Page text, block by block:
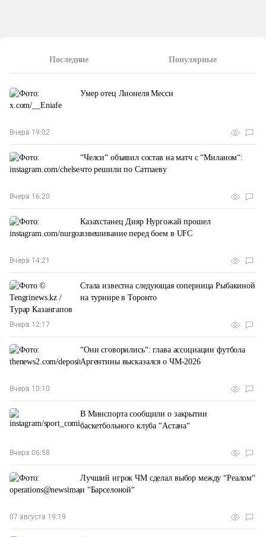
Последние Популярные
Умер отец Лионеля Месси
Вчера 19:02
“Челси“ объявил состав на матч с “Миланом“:
что решили по Сатпаеву
Вчера 16:20
Казахстанец Дияр Нургожай прошел
взвешивание перед боем в UFC
Вчера 14:21
Стала известна следующая соперница Рыбакиной
на турнире в Торонто
Вчера 12:17
“Они сговорились“: глава ассоциации футбола
Аргентины высказался о ЧМ-2026
Вчера 10:10
В Минспорта сообщили о закрытии
баскетбольного клуба “Астана“
Вчера 06:58
Лучший игрок ЧМ сделал выбор между “Реалом“
и “Барселоной“
07 августа 19:19